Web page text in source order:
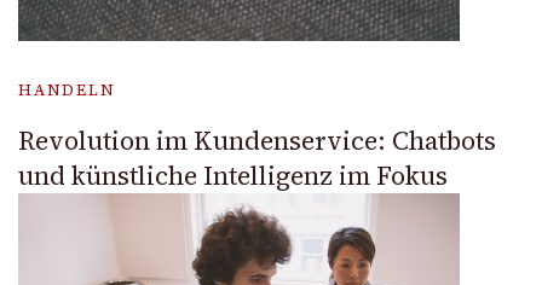
HANDELN
Revolution im Kundenservice: Chatbots
und künstliche Intelligenz im Fokus